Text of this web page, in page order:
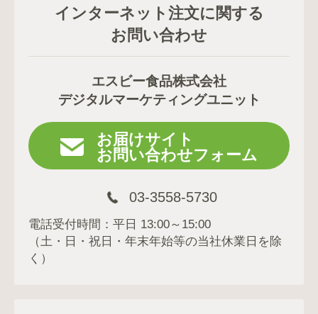
インターネット注文に関する
お問い合わせ
エスビー食品株式会社
デジタルマーケティングユニット
お届けサイト
お問い合わせフォーム
03-3558-5730
電話受付時間：平日 13:00～15:00
（土・日・祝日・年末年始等の当社休業日を除
く）